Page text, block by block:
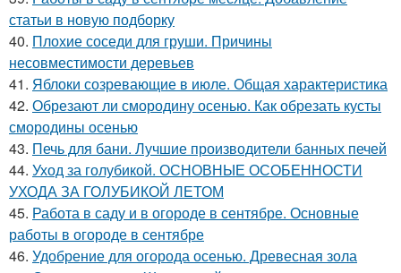
статьи в новую подборку
40. Плохие соседи для груши. Причины
несовместимости деревьев
41. Яблоки созревающие в июле. Общая характеристика
42. Обрезают ли смородину осенью. Как обрезать кусты
смородины осенью
43. Печь для бани. Лучшие производители банных печей
44. Уход за голубикой. ОСНОВНЫЕ ОСОБЕННОСТИ
УХОДА ЗА ГОЛУБИКОЙ ЛЕТОМ
45. Работа в саду и в огороде в сентябре. Основные
работы в огороде в сентябре
46. Удобрение для огорода осенью. Древесная зола